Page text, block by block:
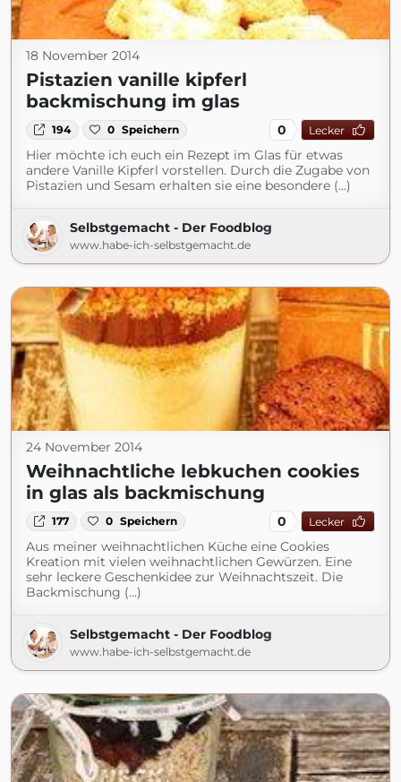
18 November 2014
Pistazien vanille kipferl
backmischung im glas
194 0 Speichern 0 Lecker
Hier möchte ich euch ein Rezept im Glas für etwas
andere Vanille Kipferl vorstellen. Durch die Zugabe von
Pistazien und Sesam erhalten sie eine besondere (...)
Selbstgemacht - Der Foodblog
www.habe-ich-selbstgemacht.de
24 November 2014
Weihnachtliche lebkuchen cookies
in glas als backmischung
177 0 Speichern 0 Lecker
Aus meiner weihnachtlichen Küche eine Cookies
Kreation mit vielen weihnachtlichen Gewürzen. Eine
sehr leckere Geschenkidee zur Weihnachtszeit. Die
Backmischung (...)
Selbstgemacht - Der Foodblog
www.habe-ich-selbstgemacht.de